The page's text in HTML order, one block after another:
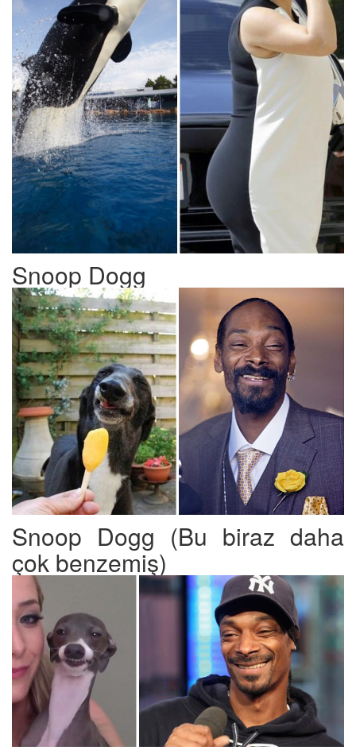
Snoop Dogg
Snoop Dogg (Bu biraz daha
çok benzemiş)